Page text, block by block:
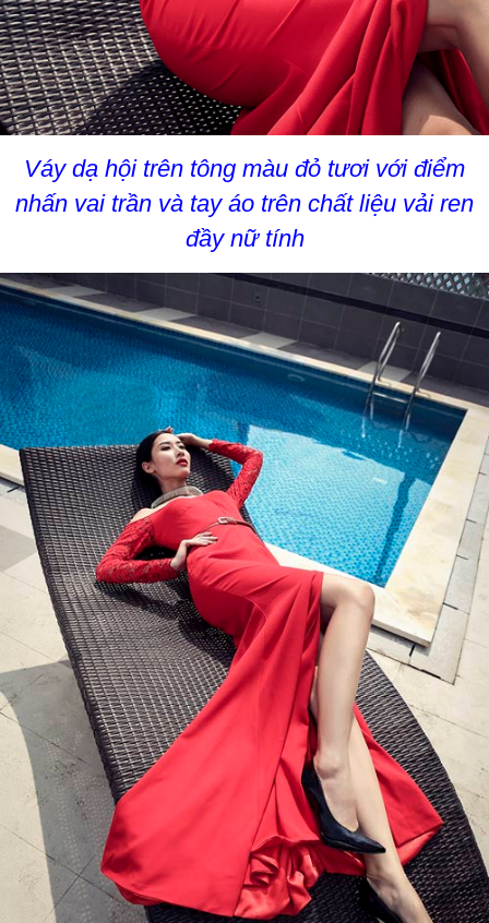
Váy dạ hội trên tông màu đỏ tươi với điểm
nhấn vai trần và tay áo trên chất liệu vải ren
đầy nữ tính